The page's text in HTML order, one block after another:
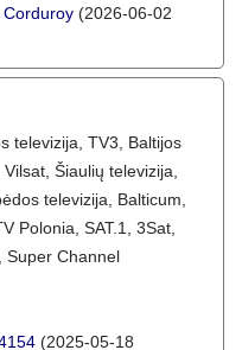
(2026-06-02
televizija, TV3, Baltijos
Šiaulių televizija,
televizija, Balticum,
Polonia, SAT.1, 3Sat,
Super Channel
(2025-05-18